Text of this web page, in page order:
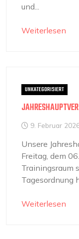
und...
Weiterlesen
UNKATEGORISIERT
9. Februar
Unsere
Freitag, dem
Trainingsraum
Tagesordnung
Weiterlesen